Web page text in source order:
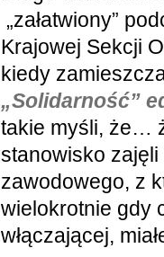
„załatwiony”
Krajowej Sekcji
kiedy
„Solidarność”
takie myśli, że…
stanowisko
zawodowego, z
wielokrotnie gdy
włączającej,